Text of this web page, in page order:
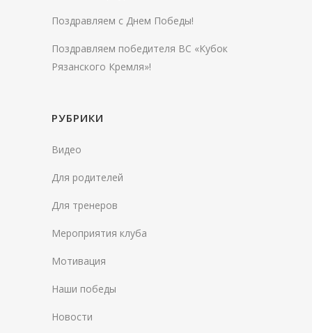
Поздравляем с Днем Победы!
Поздравляем победителя ВС «Кубок
Рязанского Кремля»!
РУБРИКИ
Видео
Для родителей
Для тренеров
Мероприятия клуба
Мотивация
Наши победы
Новости